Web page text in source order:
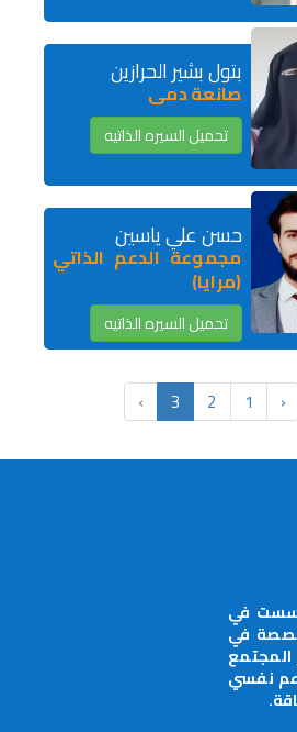
بتول بشير الحرازين
صانعة دمى
تحميل السيره الذاتيه
حسن علي ياسين
مجموعة الدعم الذاتي
(مرايا)
تحميل السيره الذاتيه
‹
1
2
3
›
في
في
نفسي